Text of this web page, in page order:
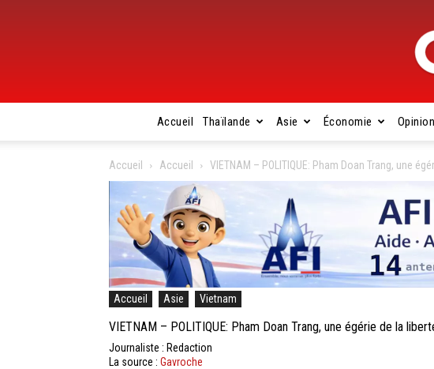
Accueil Thaïlande Asie Économie
Accueil Accueil VIETNAM – POLITIQUE: Pham Doan Trang, une
Accueil Asie Vietnam
VIETNAM – POLITIQUE: Pham Doan Trang, une égérie de la
Journaliste : Redaction
La source : Gavroche